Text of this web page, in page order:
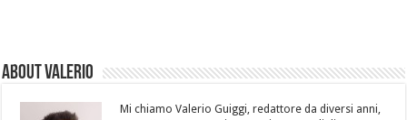
About Valerio
Mi chiamo Valerio Guiggi, redattore da diversi anni,